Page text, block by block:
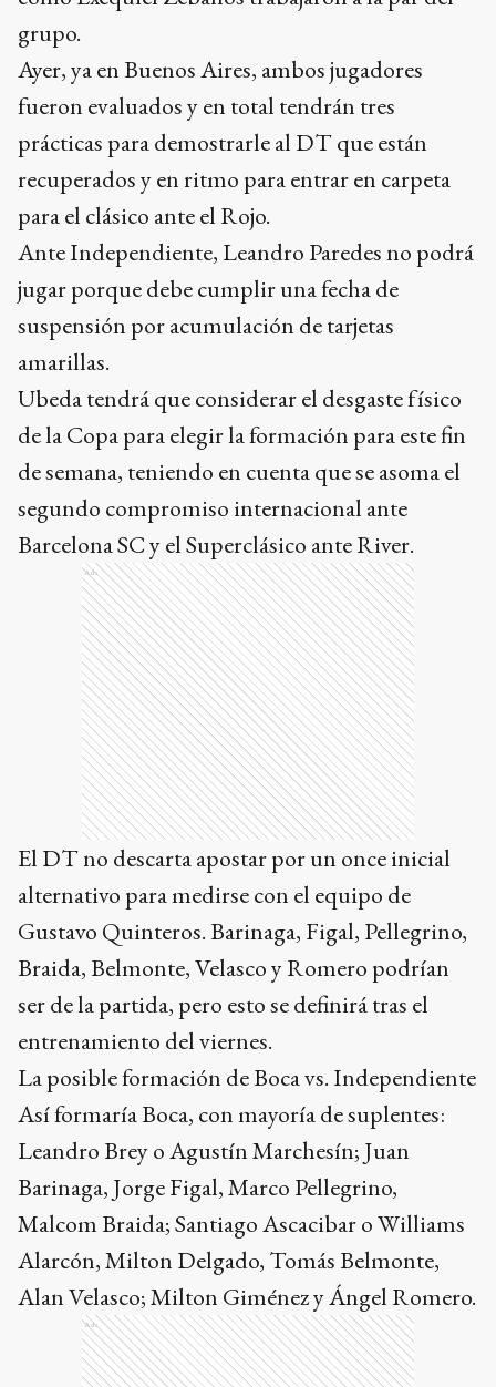
grupo.
Ayer, ya en Buenos Aires, ambos jugadores
fueron evaluados y en total tendrán tres
prácticas para demostrarle al DT que están
recuperados y en ritmo para entrar en carpeta
para el clásico ante el Rojo.
Ante Independiente, Leandro Paredes no podrá
jugar porque debe cumplir una fecha de
suspensión por acumulación de tarjetas
amarillas.
Ubeda tendrá que considerar el desgaste físico
de la Copa para elegir la formación para este fin
de semana, teniendo en cuenta que se asoma el
segundo compromiso internacional ante
Barcelona SC y el Superclásico ante River.
Ads
El DT no descarta apostar por un once inicial
alternativo para medirse con el equipo de
Gustavo Quinteros. Barinaga, Figal, Pellegrino,
Braida, Belmonte, Velasco y Romero podrían
ser de la partida, pero esto se definirá tras el
entrenamiento del viernes.
La posible formación de Boca vs. Independiente
Así formaría Boca, con mayoría de suplentes:
Leandro Brey o Agustín Marchesín; Juan
Barinaga, Jorge Figal, Marco Pellegrino,
Malcom Braida; Santiago Ascacibar o Williams
Alarcón, Milton Delgado, Tomás Belmonte,
Alan Velasco; Milton Giménez y Ángel Romero.
Ads